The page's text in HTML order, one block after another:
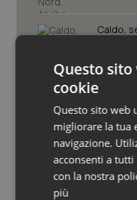
Veneto
Oncoematologia
Oncologia &
Psoriasi & pelle
Quotidiano
Quotidiano
Caldo,
Consip,
alla
quadro
Breast
AI Act,
e
Questo
cookie
Questo sito web
migliorare la tua
navigazione.
acconsenti a
con la nostra
più